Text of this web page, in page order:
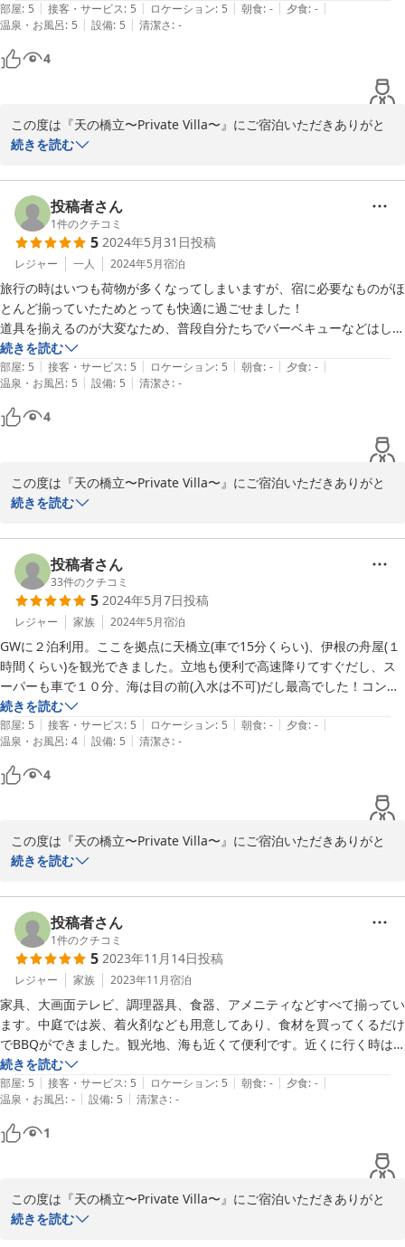
部屋も綺麗でゆっくりくつろげました。
調理器具なども充実しており、不自由なく過ごせました。
施設より5分ほどのとこに22時までやっているスーパーがあり、10分ほ
どのところに大きなスーパーもありました。すごく便利です。
部屋: 5 | 接客・サービス: 5 | ロケーション: 5 | 朝食: - | 夕食: - |
温泉・お風呂: 5 | 設備: 5 | 清潔さ: -
4
この度は『天の橋立〜Private Villa〜』にご宿泊いただきありがと
うございました。
お褒めの言葉ありがとうございます。
施設前の海辺からはキスの他にマゴチなども釣れておりますので、
釣り上げた魚でBBQをより楽しんで頂けると思います。
快適にお過ごしいただけて幸いです。
引き続きご愛顧のほどよろしくお願いいたします。
2024-08-09
続きを読む
投稿者さん
1件のクチコミ
5 2024年5月31日投稿
レジャー 一人 2024年5月宿泊
旅行の時はいつも荷物が多くなってしまいますが、宿に必要なものがほ
とんど揃っていたためとっても快適に過ごせました！
道具を揃えるのが大変なため、普段自分たちでバーベキューなどはしま
せんが、今回は近くのお店で海鮮を購入し宿でBBQを楽しむことがで
きました！
冷暖房の設備も充実していました。
個人的にはyogiboがあったのが嬉しかったです^ ^
オーナーの方もとても親切でした。ありがとうございました。
続きを読む
部屋: 5 | 接客・サービス: 5 | ロケーション: 5 | 朝食: - | 夕食: - |
温泉・お風呂: 5 | 設備: 5 | 清潔さ: -
4
この度は『天の橋立〜Private Villa〜』にご宿泊いただきありがと
うございました。
お褒めの言葉ありがとうございます。
快適にお過ごしいただけて幸いです。
引き続きご愛顧のほどよろしくお願いいたします。
2024-05-31
続きを読む
投稿者さん
33件のクチコミ
5 2024年5月7日投稿
レジャー 家族 2024年5月宿泊
GWに２泊利用。ここを拠点に天橋立(車で15分くらい)、伊根の舟屋(１
時間くらい)を観光できました。立地も便利で高速降りてすぐだし、ス
ーパーも車で１０分、海は目の前(入水は不可)だし最高でした！コンテ
ナハウスは初めてでしたが、充分生活できるほどの配置で快適でした。
クーラーも２台あったので、外は真夏日なのにまったく暑くなく過ごせ
ました。何も持参しなくても大丈夫なくらい必要なものも揃えてくださ
ってます。２泊とも夕方からダラダラお酒のみながらBBQしました！
子供たちも普段出来ない経験に興奮してました。BBQするとこに水道
もついてました。洗い物も出来ました。道の駅も近場にありますが、
駄々混みだったので、その目の前のスーパーで海鮮を買い込み食べまし
たが美味しかったです。海水浴場はないですが、海は見れます。Wi-Fi
も強いです！プールは入れる時期でなかったのですが、真横にあるし深
めちゃくちゃ値段高くて、部屋は広すぎ、無駄を持て余す造りが多い
中、こちらは、広さはなくても圧迫感もなく導線が完璧だったので、す
ごく快適でした！また、利用したいです。
続きを読む
部屋: 5 | 接客・サービス: 5 | ロケーション: 5 | 朝食: - | 夕食: - |
温泉・お風呂: 4 | 設備: 5 | 清潔さ: -
4
この度は『天の橋立〜Private Villa〜』にご宿泊いただきありがと
うございました。
お褒めの言葉ありがとうございます。
ご宿泊お楽しみいただけて幸いです。
プールは、7月ごろよりご利用頂けるよう準備しております。
夏季休暇の際はぜひご利用ください。
引き続きご愛顧のほどよろしくお願いいたします。
2024-05-07
続きを読む
投稿者さん
1件のクチコミ
5 2023年11月14日投稿
レジャー 家族 2023年11月宿泊
家具、大画面テレビ、調理器具、食器、アメニティなどすべて揃ってい
ます。中庭では炭、着火剤なども用意してあり、食材を買ってくるだけ
でBBQができました。観光地、海も近くて便利です。近くに行く時は
また利用します。
続きを読む
部屋: 5 | 接客・サービス: 5 | ロケーション: 5 | 朝食: - | 夕食: - |
温泉・お風呂: - | 設備: 5 | 清潔さ: -
1
この度は『天の橋立〜Private Villa〜』にご宿泊いただきありがと
うございました。
続きを読む